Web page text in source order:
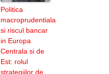
Politica
macroprudentiala
si riscul bancar
in Europa
Centrala si de
Est: rolul
strategiilor de